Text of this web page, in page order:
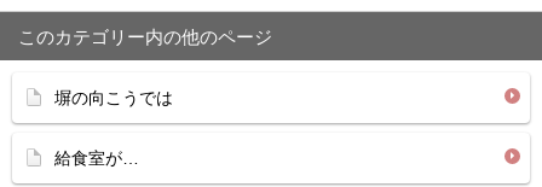
このカテゴリー内の他のページ
塀の向こうでは
給食室が…